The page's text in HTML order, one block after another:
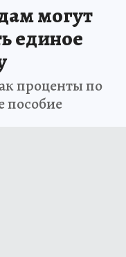
могут
единое
проценты по
пособие